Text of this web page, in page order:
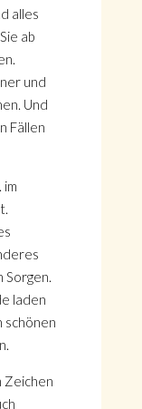
alles
ab
und
Und
Fällen
Sorgen.
laden
schönen
Zeichen